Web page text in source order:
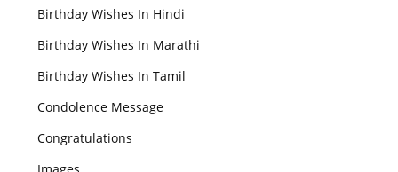
Birthday Wishes In Hindi
Birthday Wishes In Marathi
Birthday Wishes In Tamil
Condolence Message
Congratulations